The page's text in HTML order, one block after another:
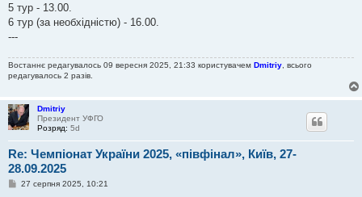
5 тур - 13.00.
6 тур (за необхідністю) - 16.00.
---
Востаннє редагувалось 09 вересня 2025, 21:33 користувачем Dmitriy , всього
редагувалось 2 разів.
Dmitriy
Президент УФГО
Розряд: 5d
Re: Чемпіонат України 2025, «півфінал», Київ, 27-
28.09.2025
П27 серпня 2025, 10:21